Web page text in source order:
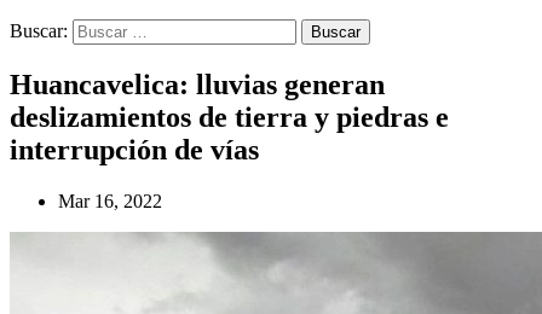
Buscar:
Huancavelica: lluvias generan
deslizamientos de tierra y piedras e
interrupción de vías
Mar 16, 2022